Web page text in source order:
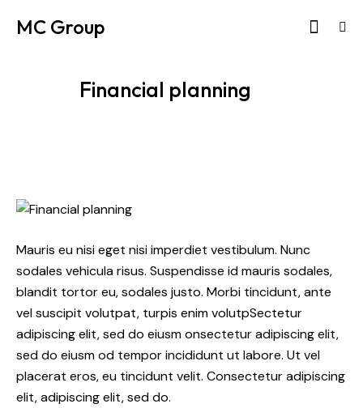
MC Group
Financial planning
Mauris eu nisi eget nisi imperdiet vestibulum. Nunc
sodales vehicula risus. Suspendisse id mauris sodales,
blandit tortor eu, sodales justo. Morbi tincidunt, ante
vel suscipit volutpat, turpis enim volutpSectetur
adipiscing elit, sed do eiusm onsectetur adipiscing elit,
sed do eiusm od tempor incididunt ut labore. Ut vel
placerat eros, eu tincidunt velit. Consectetur adipiscing
elit, adipiscing elit, sed do.